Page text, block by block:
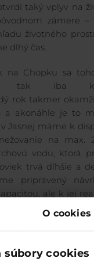
O cookies
súbory cookies
taký vplyv na
zámere –
životného
dlhý čas.
na Chopku sa
tak iba
rok takmer
a akonáhle je to
Jasnej máme k
na max.
vodu, ktorá
trvá dlhšie a
pripravený
ale k jej
Veríme, že sa to
Jasnej o ďalšie
a v